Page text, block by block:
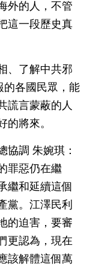
外的人，不管
這一段歷史真
、了解中共邪
的各國民眾，能
謊言蒙蔽的人
的將來。
協調 朱婉琪：
罪惡仍在繼
繼和延續這個
黨。江澤民利
的迫害，要審
更認為，現在
該解體這個萬